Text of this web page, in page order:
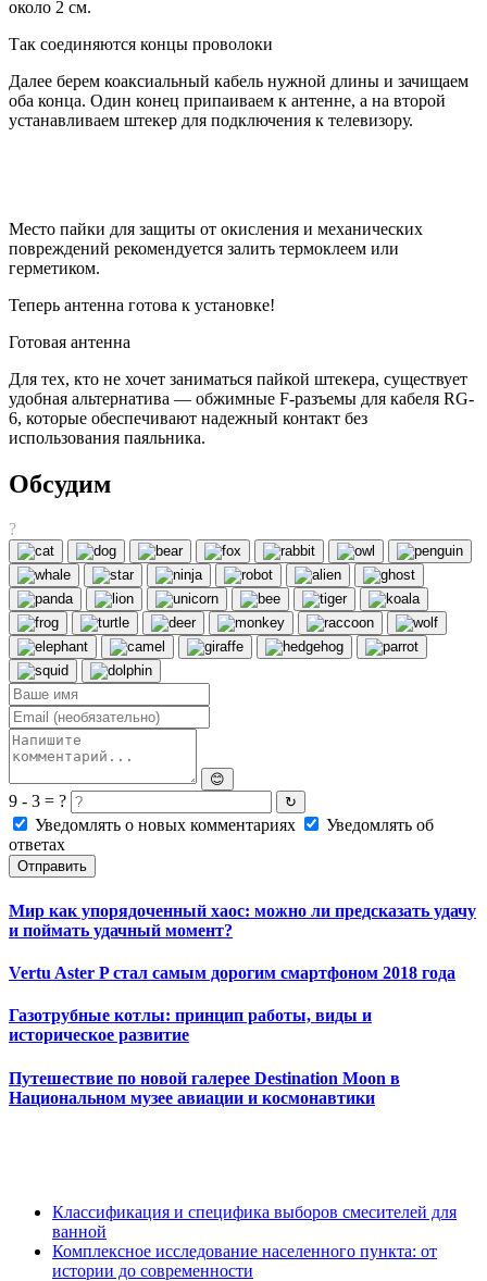
около 2 см.
Так соединяются концы проволоки
Далее берем коаксиальный кабель нужной длины и зачищаем
оба конца. Один конец припаиваем к антенне, а на второй
устанавливаем штекер для подключения к телевизору.
Место пайки для защиты от окисления и механических
повреждений рекомендуется залить термоклеем или
герметиком.
Теперь антенна готова к установке!
Готовая антенна
Для тех, кто не хочет заниматься пайкой штекера, существует
удобная альтернатива — обжимные F-разъемы для кабеля RG-
6, которые обеспечивают надежный контакт без
использования паяльника.
Обсудим
?
😊
9 - 3 = ? ↻
Уведомлять о новых комментариях
Уведомлять об
ответах
Отправить
Мир как упорядоченный хаос: можно ли предсказать удачу
и поймать удачный момент?
Vertu Aster P стал самым дорогим смартфоном 2018 года
Газотрубные котлы: принцип работы, виды и
историческое развитие
Путешествие по новой галерее Destination Moon в
Национальном музее авиации и космонавтики
Классификация и специфика выборов смесителей для
ванной
Комплексное исследование населенного пункта: от
истории до современности